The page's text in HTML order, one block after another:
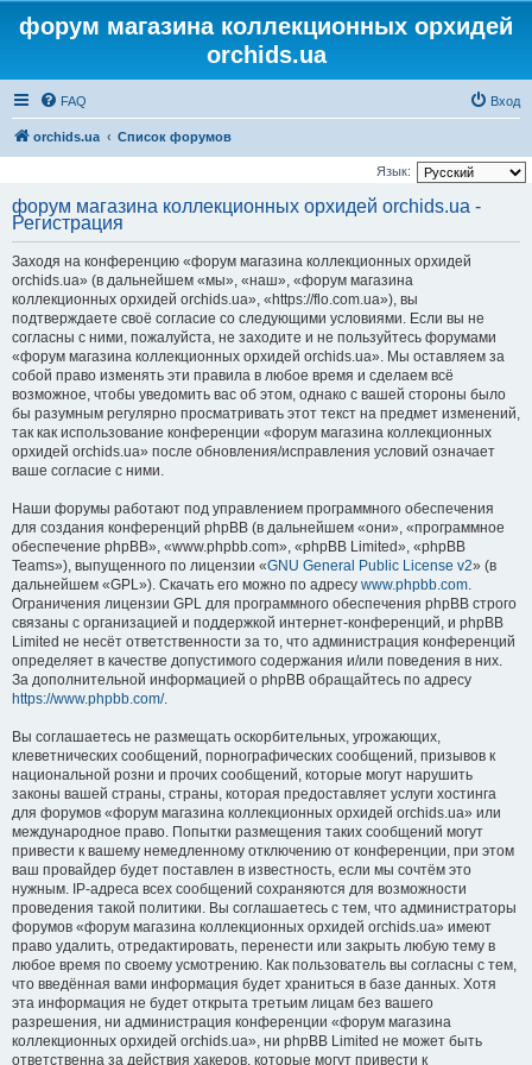
форум магазина коллекционных орхидей
orchids.ua
FAQ Вход
orchids.ua Список форумов
Язык:
форум магазина коллекционных орхидей orchids.ua -
Регистрация
Заходя на конференцию «форум магазина коллекционных орхидей
orchids.ua» (в дальнейшем «мы», «наш», «форум магазина
коллекционных орхидей orchids.ua», «https://flo.com.ua»), вы
подтверждаете своё согласие со следующими условиями. Если вы не
согласны с ними, пожалуйста, не заходите и не пользуйтесь форумами
«форум магазина коллекционных орхидей orchids.ua». Мы оставляем за
собой право изменять эти правила в любое время и сделаем всё
возможное, чтобы уведомить вас об этом, однако с вашей стороны было
бы разумным регулярно просматривать этот текст на предмет изменений,
так как использование конференции «форум магазина коллекционных
орхидей orchids.ua» после обновления/исправления условий означает
ваше согласие с ними.
Наши форумы работают под управлением программного обеспечения
для создания конференций phpBB (в дальнейшем «они», «программное
обеспечение phpBB», «www.phpbb.com», «phpBB Limited», «phpBB
Teams»), выпущенного по лицензии «GNU General Public License v2» (в
дальнейшем «GPL»). Скачать его можно по адресу www.phpbb.com.
Ограничения лицензии GPL для программного обеспечения phpBB строго
связаны с организацией и поддержкой интернет-конференций, и phpBB
Limited не несёт ответственности за то, что администрация конференций
определяет в качестве допустимого содержания и/или поведения в них.
За дополнительной информацией о phpBB обращайтесь по адресу
https://www.phpbb.com/.
Вы соглашаетесь не размещать оскорбительных, угрожающих,
клеветнических сообщений, порнографических сообщений, призывов к
национальной розни и прочих сообщений, которые могут нарушить
законы вашей страны, страны, которая предоставляет услуги хостинга
для форумов «форум магазина коллекционных орхидей orchids.ua» или
международное право. Попытки размещения таких сообщений могут
привести к вашему немедленному отключению от конференции, при этом
ваш провайдер будет поставлен в известность, если мы сочтём это
нужным. IP-адреса всех сообщений сохраняются для возможности
проведения такой политики. Вы соглашаетесь с тем, что администраторы
форумов «форум магазина коллекционных орхидей orchids.ua» имеют
право удалить, отредактировать, перенести или закрыть любую тему в
любое время по своему усмотрению. Как пользователь вы согласны с тем,
что введённая вами информация будет храниться в базе данных. Хотя
эта информация не будет открыта третьим лицам без вашего
разрешения, ни администрация конференции «форум магазина
коллекционных орхидей orchids.ua», ни phpBB Limited не может быть
ответственна за действия хакеров, которые могут привести к